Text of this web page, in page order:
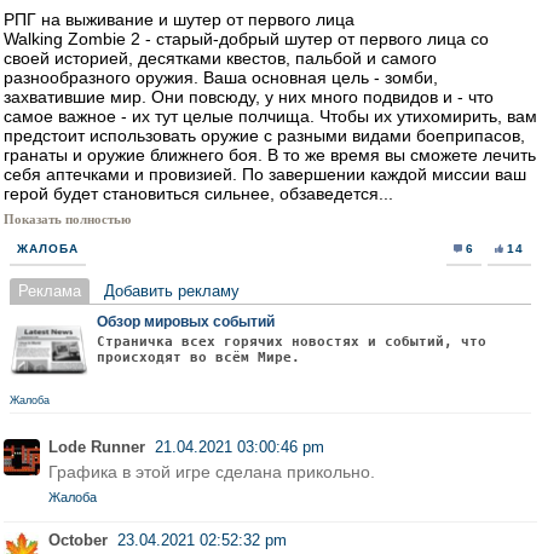
РПГ на выживание и шутер от первого лица
Walking Zombie 2 - старый-добрый шутер от первого лица со
своей историей, десятками квестов, пальбой и самого
разнообразного оружия. Ваша основная цель - зомби,
захватившие мир. Они повсюду, у них много подвидов и - что
самое важное - их тут целые полчища. Чтобы их утихомирить, вам
предстоит использовать оружие с разными видами боеприпасов,
гранаты и оружие ближнего боя. В то же время вы сможете лечить
себя аптечками и провизией. По завершении каждой миссии ваш
герой будет становиться сильнее, обзаведется...
Показать полностью
ЖАЛОБА 6 14
Реклама Добавить рекламу
Обзор мировых событий
Страничка всех горячих новостях и событий, что
происходят во всём Мире.
Жалоба
Lode Runner 21.04.2021 03:00:46 pm
Графика в этой игре сделана прикольно.
Жалоба
October 23.04.2021 02:52:32 pm